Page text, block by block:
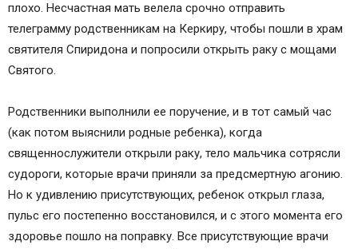
плохо. Несчастная мать велела срочно отправить
телеграмму родственникам на Керкиру, чтобы пошли в храм
святителя Спиридона и попросили открыть раку с мощами
Святого.
Родственники выполнили ее поручение, и в тот самый час
(как потом выяснили родные ребенка), когда
священнослужители открыли раку, тело мальчика сотрясли
судороги, которые врачи приняли за предсмертную агонию.
Но к удивлению присутствующих, ребенок открыл глаза,
пульс его постепенно восстановился, и с этого момента его
здоровье пошло на поправку. Все присутствующие врачи